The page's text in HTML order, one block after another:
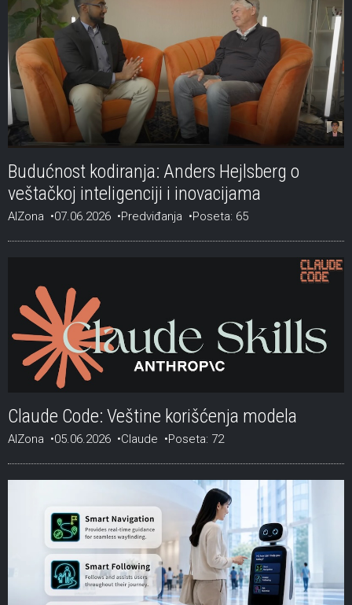
Budućnost kodiranja: Anders Hejlsberg o
veštačkoj inteligenciji i inovacijama
AIZona 07.06.2026 Predviđanja Poseta: 65
Claude Code: Veštine korišćenja modela
AIZona 05.06.2026 Claude Poseta: 72